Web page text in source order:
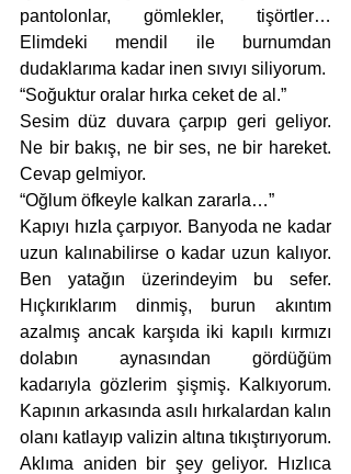
pantolonlar, gömlekler, tişörtler…
Elimdeki mendil ile burnumdan
dudaklarıma kadar inen sıvıyı siliyorum.
“Soğuktur oralar hırka ceket de al.”
Sesim düz duvara çarpıp geri geliyor.
Ne bir bakış, ne bir ses, ne bir hareket.
Cevap gelmiyor.
“Oğlum öfkeyle kalkan zararla…”
Kapıyı hızla çarpıyor. Banyoda ne kadar
uzun kalınabilirse o kadar uzun kalıyor.
Ben yatağın üzerindeyim bu sefer.
Hıçkırıklarım dinmiş, burun akıntım
azalmış ancak karşıda iki kapılı kırmızı
dolabın aynasından gördüğüm
kadarıyla gözlerim şişmiş. Kalkıyorum.
Kapının arkasında asılı hırkalardan kalın
olanı katlayıp valizin altına tıkıştırıyorum.
Aklıma aniden bir şey geliyor. Hızlıca